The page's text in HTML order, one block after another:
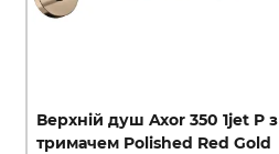
Верхній душ Axor 350 1jet P з
тримачем Polished Red Gold